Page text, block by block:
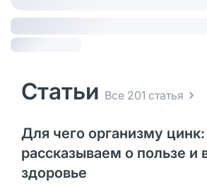
Статьи Все 201 статья
Для чего организму цинк:
рассказываем о пользе и
здоровье